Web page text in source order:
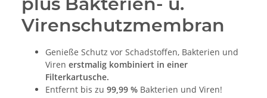
Virenschutzmembran
Genieße Schutz vor Schadstoffen, Bakterien und
Viren erstmalig kombiniert in einer
Filterkartusche.
Entfernt bis zu 99,99 % Bakterien und Viren!